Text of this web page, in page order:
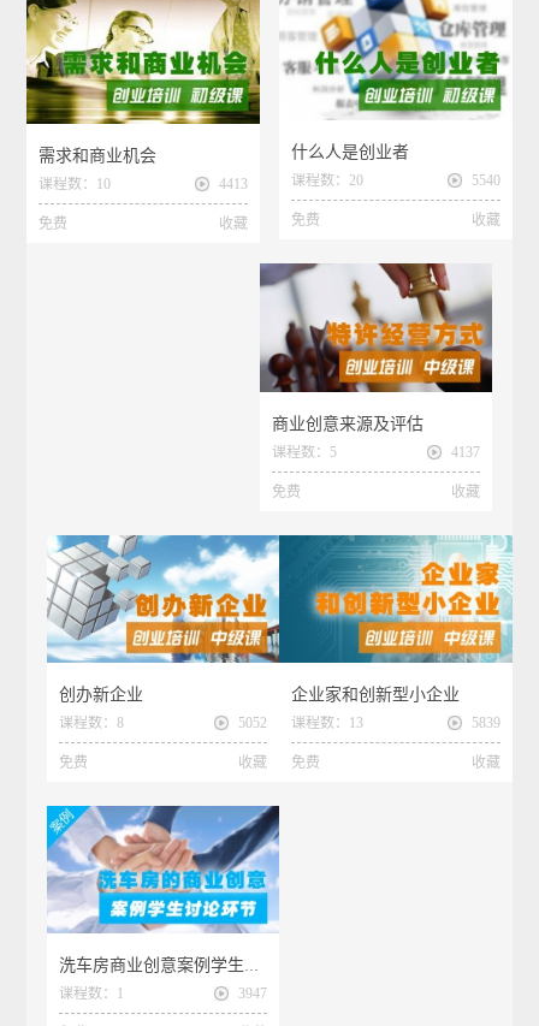
需求和商业机会
课程数：10 4413
免费 收藏
什么人是创业者
课程数：20 5540
免费 收藏
商业创意来源及评估
课程数：5 4137
免费 收藏
创办新企业
课程数：8 5052
免费 收藏
企业家和创新型小企业
课程数：13 5839
免费 收藏
洗车房商业创意案例学生讨论环节
课程数：1
3947